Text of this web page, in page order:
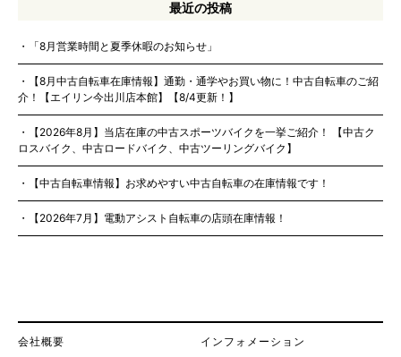
最近の投稿
「8月営業時間と夏季休暇のお知らせ」
【8月中古自転車在庫情報】通勤・通学やお買い物に！中古自転車のご紹
介！【エイリン今出川店本館】【8/4更新！】
【2026年8月】当店在庫の中古スポーツバイクを一挙ご紹介！ 【中古ク
ロスバイク、中古ロードバイク、中古ツーリングバイク】
【中古自転車情報】お求めやすい中古自転車の在庫情報です！
【2026年7月】電動アシスト自転車の店頭在庫情報！
会社概要 インフォメーション